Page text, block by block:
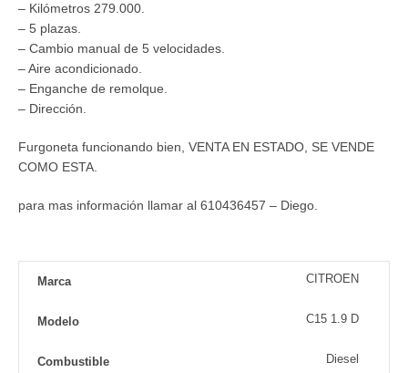
– Kilómetros 279.000.
– 5 plazas.
– Cambio manual de 5 velocidades.
– Aire acondicionado.
– Enganche de remolque.
– Dirección.
Furgoneta funcionando bien, VENTA EN ESTADO, SE VENDE
COMO ESTA.
para mas información llamar al 610436457 – Diego.
Marca CITROEN
Modelo C15 1.9 D
Combustible Diesel